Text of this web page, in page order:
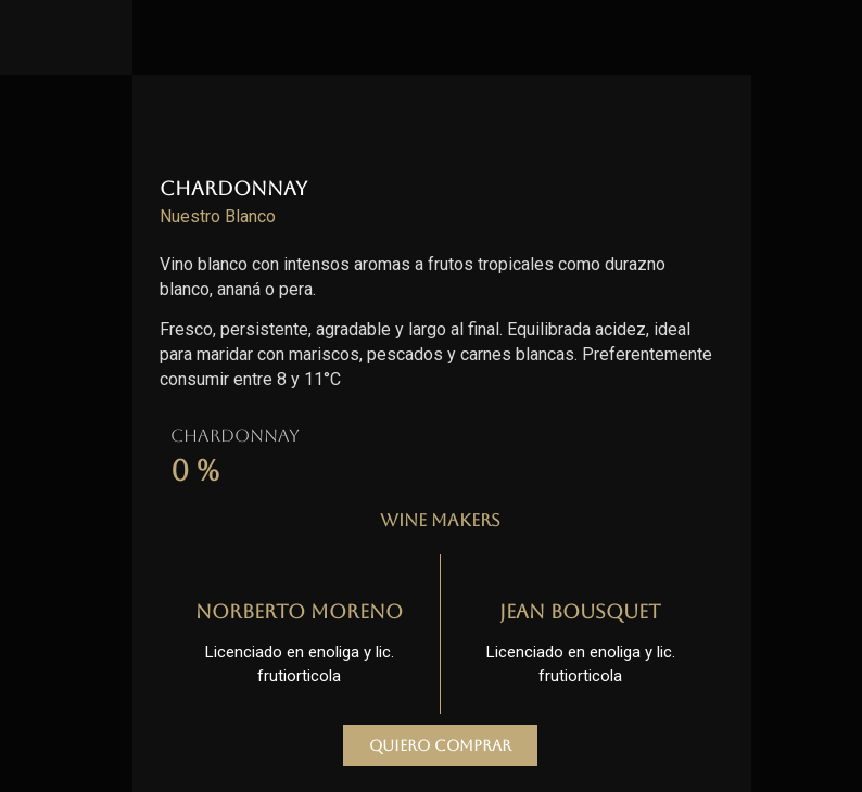
Chardonnay
Nuestro Blanco
Vino blanco con intensos aromas a frutos tropicales como durazno
blanco, ananá o pera.
Fresco, persistente, agradable y largo al final. Equilibrada acidez, ideal
para maridar con mariscos, pescados y carnes blancas. Preferentemente
consumir entre 8 y 11°C
Chardonnay
0 %
Wine Makers
Norberto Moreno
Licenciado en enoliga y lic.
frutiorticola
Jean Bousquet
Licenciado en enoliga y lic.
frutiorticola
Quiero comprar